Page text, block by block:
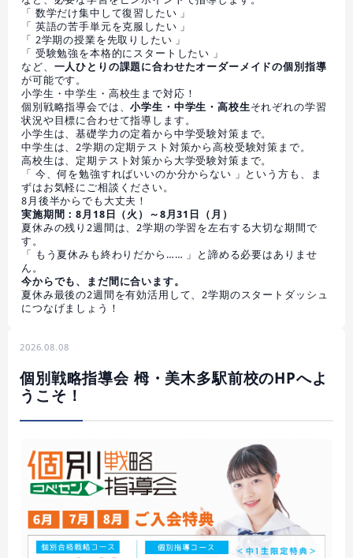
「 数学だけ集中して復習したい 」
「 英語の苦手単元を克服したい 」
「 2学期の授業を先取りしたい 」
「 受験勉強を本格的にスタートしたい 」
など、 一人ひとりの課題に合わせたオーダーメイドの個別指導
が可能です。
小学生・中学生・高校生まで対応！
個別戦略指導会では、小学生・中学生・高校生それぞれの学習
状況や目標に合わせて指導します。
小学生は、基礎学力の定着から中学受験対策まで。
中学生は、2学期の定期テスト対策から高校受験対策まで。
高校生は、定期テスト対策から大学受験対策まで。
「 今、何を勉強すればいいのか分からない 」という方も、ま
ずはお気軽にご相談ください。
8月後半からでも大丈夫！
実施期間：8月18日（火）～8月31日（月）
夏休みの残り2週間は、2学期の学習を左右する大切な期間で
す。
「 もう夏休みも終わりだから…… 」と諦める必要はありませ
ん。
今からでも、まだ間に合います。
夏休み最後の2週間を有効活用して、2学期のスタートダッシュ
につなげましょう！
2026.08.08
個別戦略指導会 栂・美木多駅前校のHPへよ
うこそ！